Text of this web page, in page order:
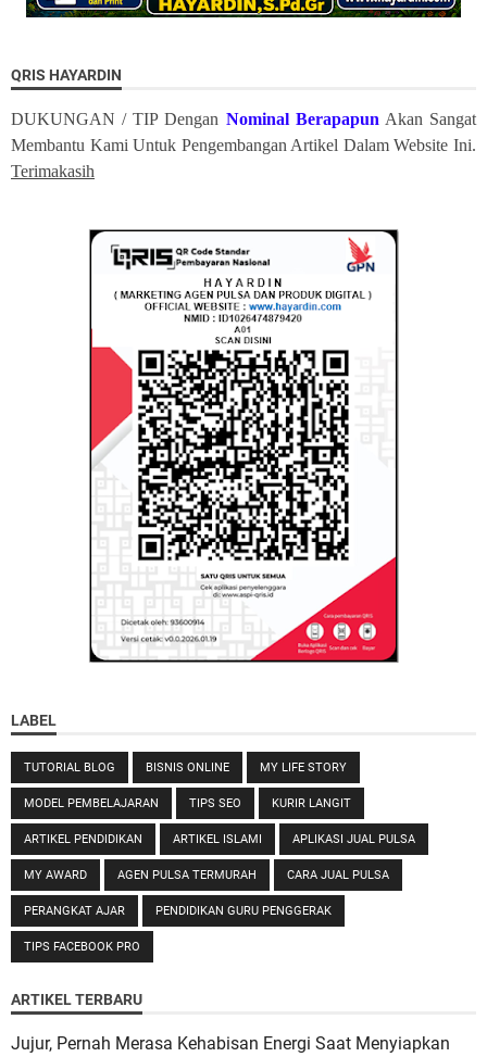
QRIS HAYARDIN
DUKUNGAN / TIP Dengan Nominal Berapapun Akan Sangat
Membantu Kami Untuk Pengembangan Artikel Dalam Website Ini.
Terimakasih
LABEL
TUTORIAL BLOG BISNIS ONLINE MY LIFE STORY
MODEL PEMBELAJARAN TIPS SEO KURIR LANGIT
ARTIKEL PENDIDIKAN ARTIKEL ISLAMI APLIKASI JUAL PULSA
MY AWARD AGEN PULSA TERMURAH CARA JUAL PULSA
PERANGKAT AJAR PENDIDIKAN GURU PENGGERAK
TIPS FACEBOOK PRO
ARTIKEL TERBARU
Jujur, Pernah Merasa Kehabisan Energi Saat Menyiapkan